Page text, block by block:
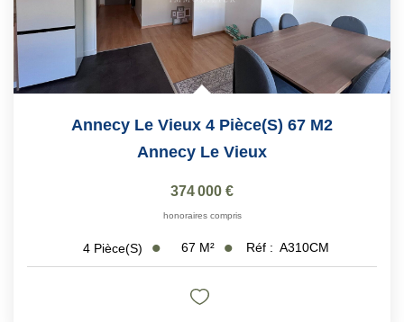
Annecy Le Vieux 4 Pièce(s) 67 M2
Annecy Le Vieux
374 000 €
honoraires compris
4 Pièce(s) 67 M² Réf : A310CM